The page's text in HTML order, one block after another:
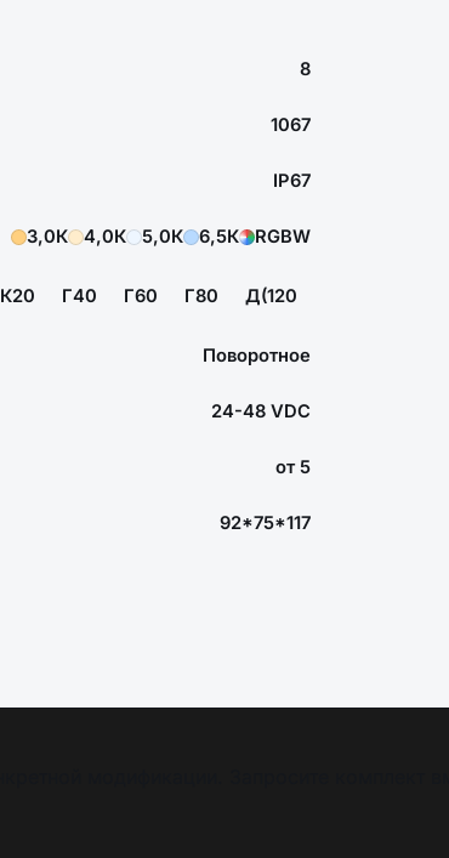
8
1067
IP67
3,0К 4,0К 5,0К 6,5К RGBW
К20 Г40 Г60 Г80 Д(120
Поворотное
24-48 VDC
от 5
92*75*117